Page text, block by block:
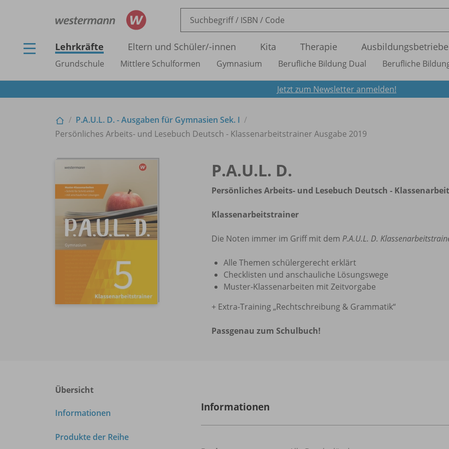
Lehrkräfte Eltern und Schüler/-innen Kita Therapie Ausbildungsbetriebe
Grundschule Mittlere Schulformen Gymnasium Berufliche Bildung Dual Berufliche
Jetzt zum Newsletter anmelden!
P.A.U.L. D. - Ausgaben für Gymnasien Sek. I
Persönliches Arbeits- und Lesebuch Deutsch - Klassenarbeitstrainer Ausgabe 2019
P.A.U.L. D.
Persönliches Arbeits- und Lesebuch Deutsch -
Klassenarbeitstrainer
Die Noten immer im Griff mit dem P.A.U.L. D.
Alle Themen schülergerecht erklärt
Checklisten und anschauliche Lösungswege
Muster-Klassenarbeiten mit Zeitvorgabe
+ Extra-Training „Rechtschreibung & Grammatik“
Passgenau zum Schulbuch!
Übersicht
Informationen
Produkte der Reihe
Informationen